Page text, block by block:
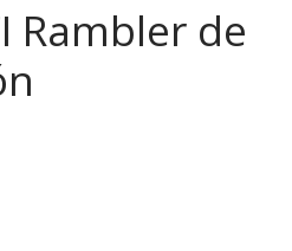
Rambler de